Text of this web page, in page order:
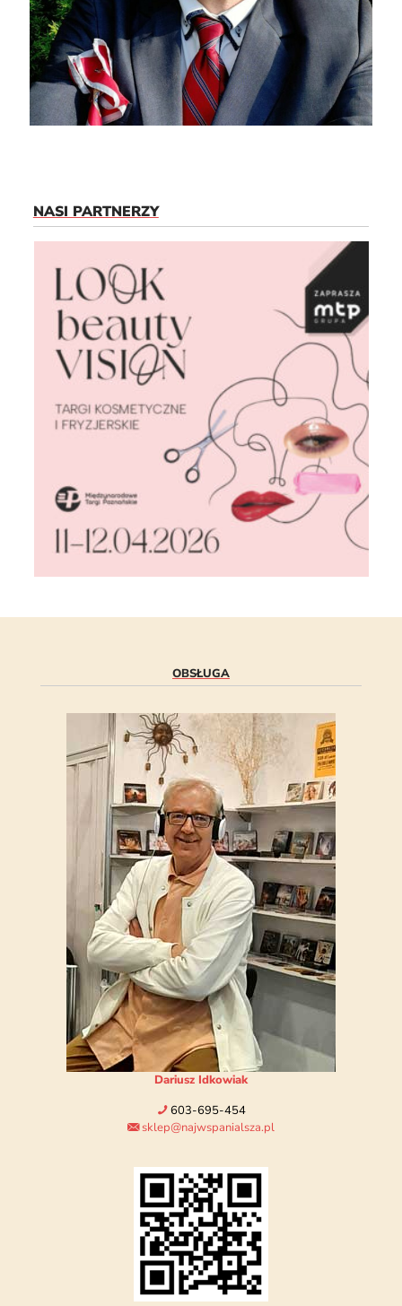
NASI PARTNERZY
OBSŁUGA
Dariusz Idkowiak
603-695-454
sklep@najwspanialsza.pl